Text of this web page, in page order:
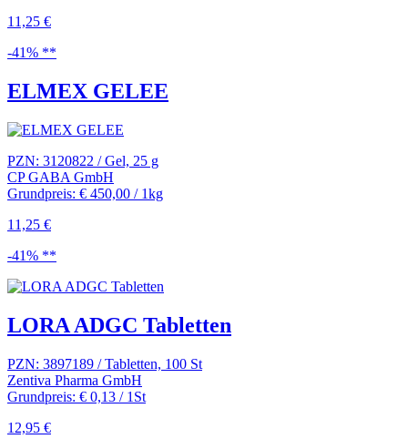
11,25 €
-41% **
ELMEX GELEE
PZN: 3120822 / Gel, 25 g
CP GABA GmbH
Grundpreis: € 450,00 / 1kg
11,25 €
-41% **
LORA ADGC Tabletten
PZN: 3897189 / Tabletten, 100 St
Zentiva Pharma GmbH
Grundpreis: € 0,13 / 1St
12,95 €